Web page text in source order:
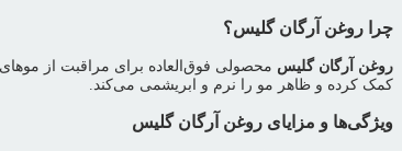
چرا روغن آرگان گلیس؟
روغن آرگان گلیس محصولی فوق‌العاده برای مراقبت از
کمک کرده و ظاهر مو را نرم و ابریشمی می‌کند.
ویژگی‌ها و مزایای روغن آرگان گلیس